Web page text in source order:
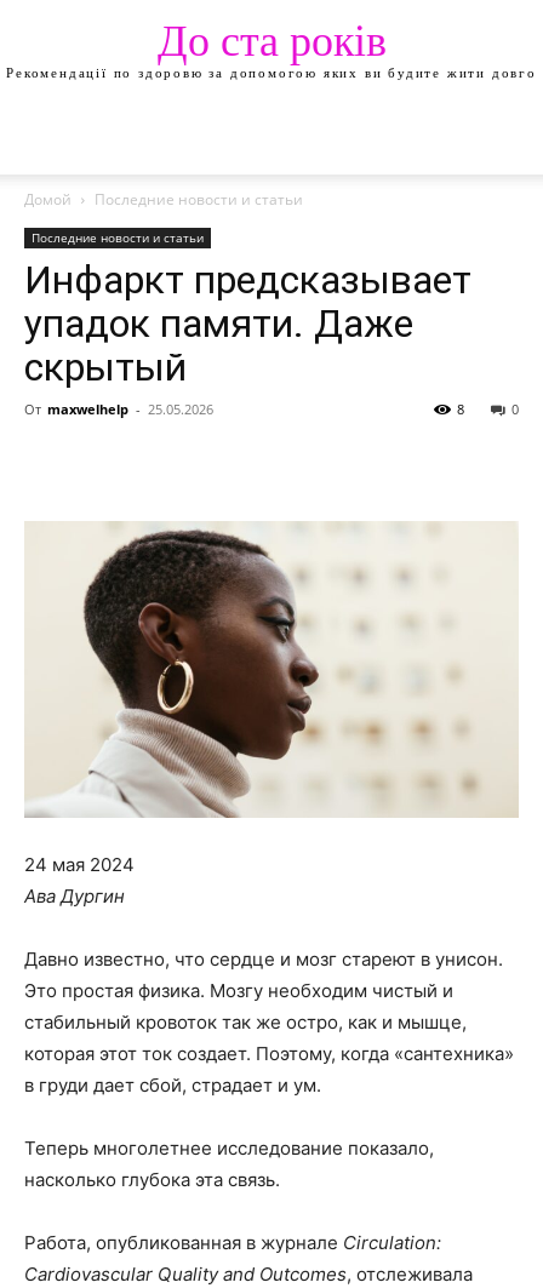
До ста років
Рекомендації по здоровю за допомогою яких ви будите жити довго
Домой Последние новости и статьи
Последние новости и статьи
Инфаркт предсказывает
упадок памяти. Даже
скрытый
От maxwelhelp - 25.05.2026 0
8
24 мая 2024
Ава Дургин
Давно известно, что сердце и мозг стареют в унисон.
Это простая физика. Мозгу необходим чистый и
стабильный кровоток так же остро, как и мышце,
которая этот ток создает. Поэтому, когда «сантехника»
в груди дает сбой, страдает и ум.
Теперь многолетнее исследование показало,
насколько глубока эта связь.
Работа, опубликованная в журнале Circulation:
Cardiovascular Quality and Outcomes, отслеживала